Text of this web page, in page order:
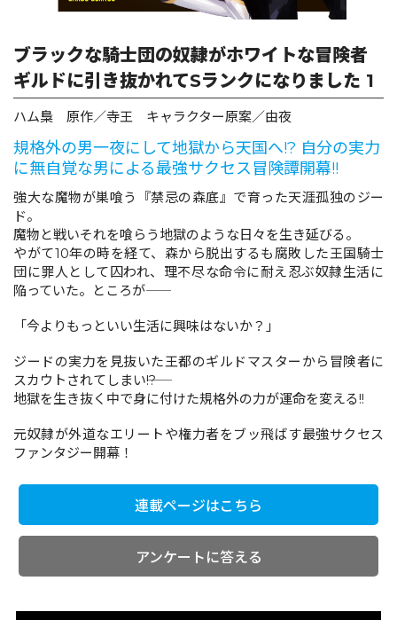
リキューレ
コミックパルフェ
コミックエッセイ
ブラックな騎士団の奴隷がホワイトな冒険者
ギルドに引き抜かれてSランクになりました 1
ハム梟 原作／寺王 キャラクター原案／由夜
規格外の男一夜にして地獄から天国へ!? 自分の実力
に無自覚な男による最強サクセス冒険譚開幕!!
強大な魔物が巣喰う『禁忌の森底』で育った天涯孤独のジー
ド。
魔物と戦いそれを喰らう地獄のような日々を生き延びる。
やがて10年の時を経て、森から脱出するも腐敗した王国騎士
団に罪人として囚われ、理不尽な命令に耐え忍ぶ奴隷生活に
陥っていた。ところが――
「今よりもっといい生活に興味はないか？」
ジードの実力を見抜いた王都のギルドマスターから冒険者に
スカウトされてしまい――!?
地獄を生き抜く中で身に付けた規格外の力が運命を変える!!
元奴隷が外道なエリートや権力者をブッ飛ばす最強サクセス
ファンタジー開幕！
連載ページはこちら
アンケートに答える